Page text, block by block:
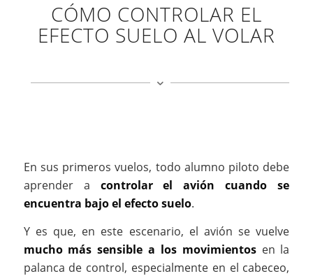
CÓMO CONTROLAR EL
EFECTO SUELO AL VOLAR
En sus primeros vuelos, todo alumno piloto debe
aprender a controlar el avión cuando se
encuentra bajo el efecto suelo.
Y es que, en este escenario, el avión se vuelve
mucho más sensible a los movimientosen la
palanca de control, especialmente en el cabeceo,